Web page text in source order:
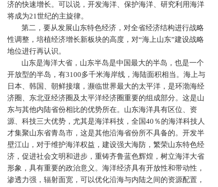
济的快速增长。可以说，开发海洋、保护海洋、研究利用海洋
将成为21世纪的主旋律。
第二，要从发展山东特色经济，对全省经济结构进行战略
性调整，培植经济增长新板块的高度，对“海上山东”建设战略
地位进行再认识。
山东是海洋大省，山东半岛是中国最大的半岛，也是一个
开放型的半岛，有3100多千米海岸线，海陆面积相当。海上与
日本、韩国、朝鲜接壤，濒临世界最大的太平洋，是环渤海经
济圈、东北亚经济圈及太平洋经济圈重要的组成部分。这是山
东与其他内陆省份相比的优势所在。山东海洋具有区位、资
源、科技三大优势，尤其是海洋科技，全国40 ％的海洋科技人
才集聚山东省青岛市，这是其他沿海省份所不具备的。开发半
壁江山，对于维护海洋权益，建设强大海防，繁荣山东特色经
济，促进社会文明和进步，重铸齐鲁蓝色辉煌，树立海洋大省
形象，具有重要的政治意义。海洋经济具有开放性和带动性，
渗透力强，辐射面宽，可以优化沿海与内陆之间的资源配置，